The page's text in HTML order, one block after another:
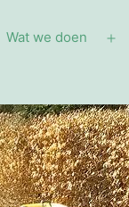
Wat we doen Open